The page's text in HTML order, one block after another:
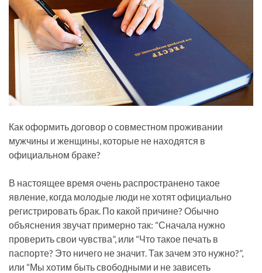
Как оформить договор о совместном проживании
мужчины и женщины, которые не находятся в
официальном браке?
В настоящее время очень распространено такое
явление, когда молодые люди не хотят официально
регистрировать брак. По какой причине? Обычно
объяснения звучат примерно так: “Сначала нужно
проверить свои чувства”, или “Что такое печать в
паспорте? Это ничего не значит. Так зачем это нужно?”,
или “Мы хотим быть свободными и не зависеть